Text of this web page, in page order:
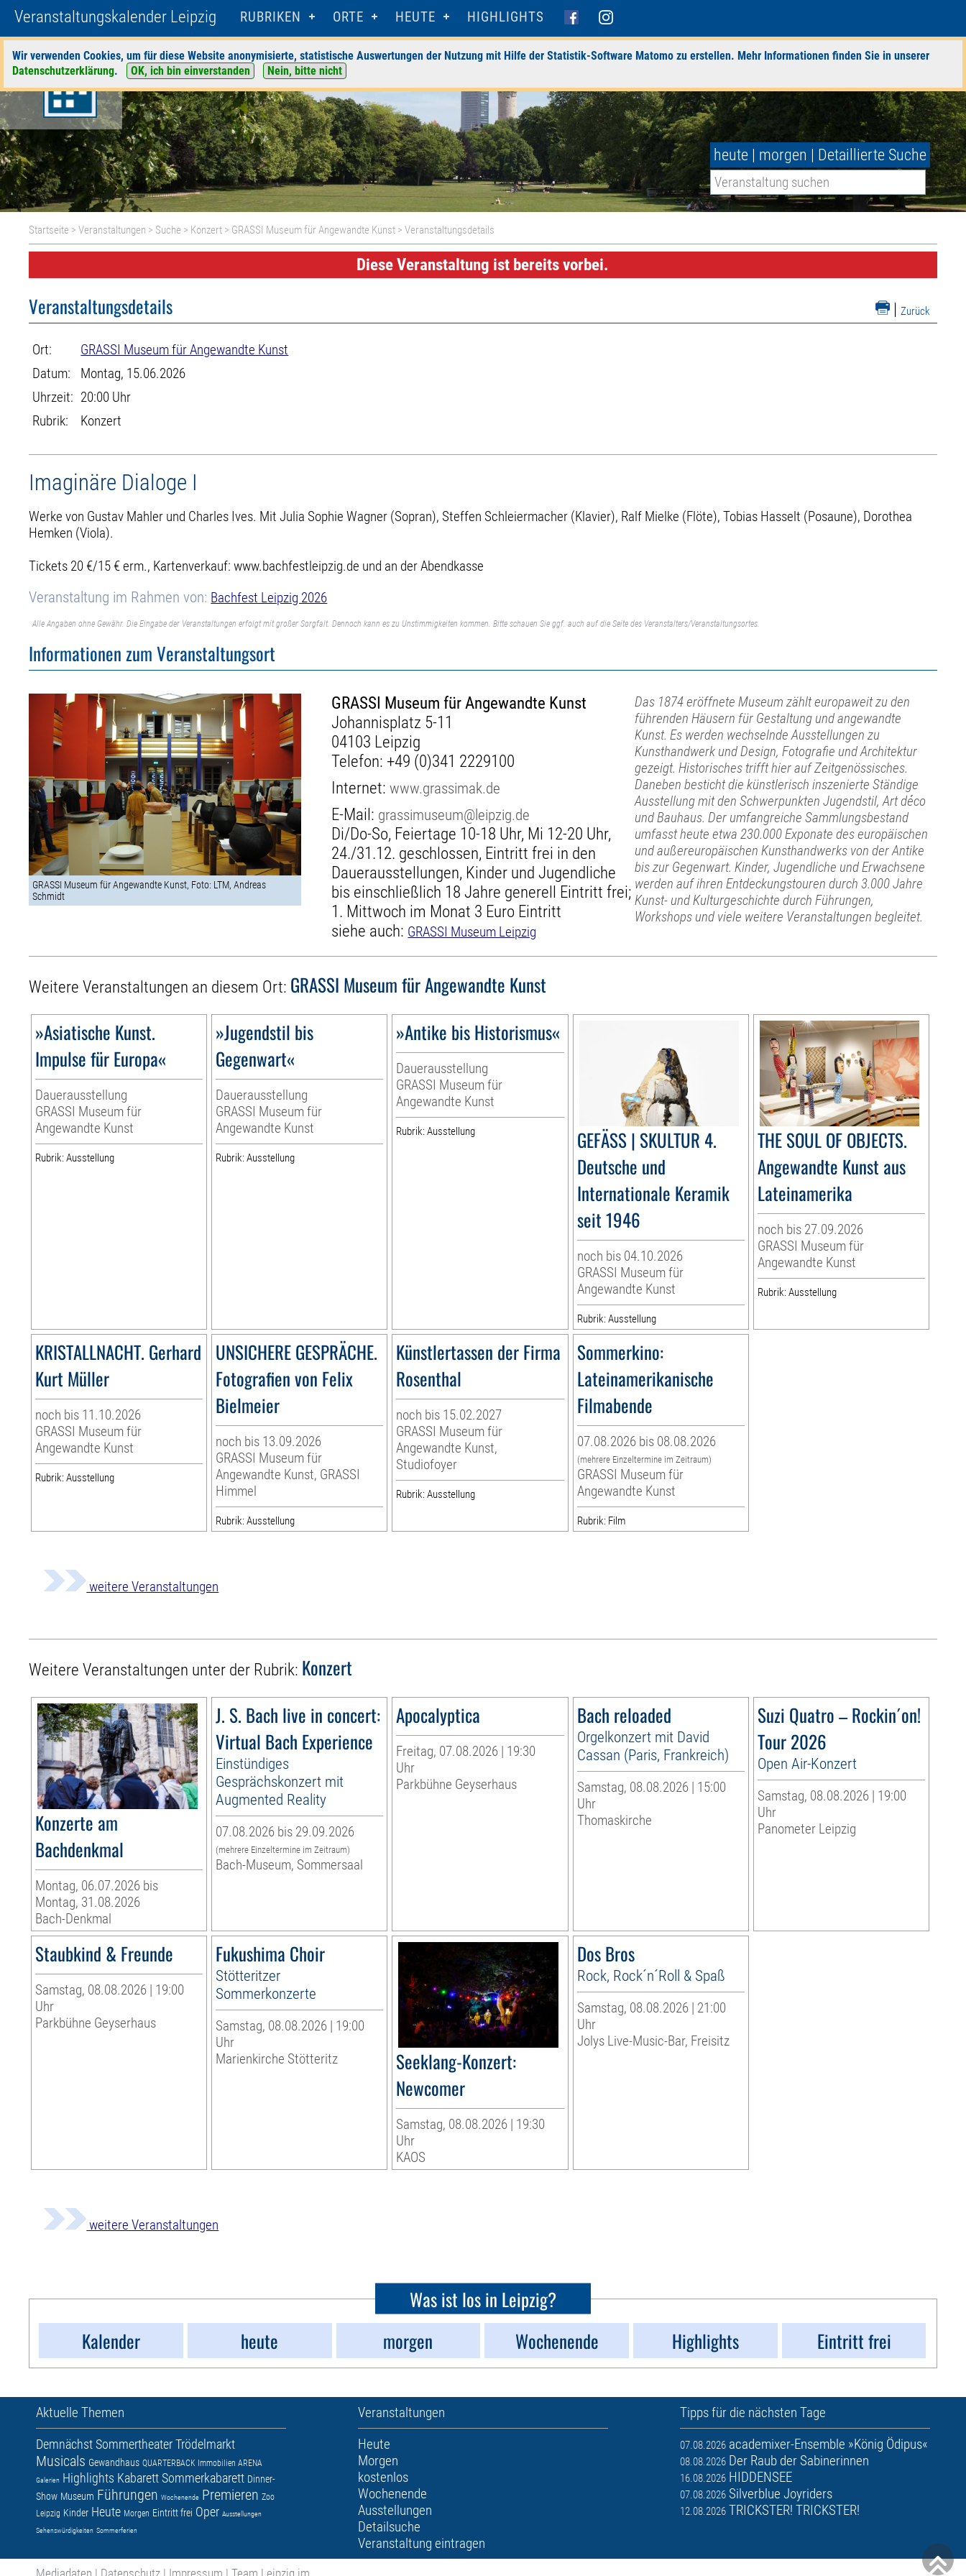
Veranstaltungskalender Leipzig RUBRIKEN ORTE HEUTE HIGHLIGHTS
Wir verwenden Cookies, um für diese Website anonymisierte, statistische Auswertungen der Nutzung mit Hilfe der Statistik-Software Matomo zu erstellen. Mehr Informationen finden Sie in unserer
Datenschutzerklärung. OK, ich bin einverstanden Nein, bitte nicht
heute | morgen | Detaillierte Suche
Startseite >Veranstaltungen > Suche > Konzert > GRASSI Museum für Angewandte Kunst > Veranstaltungsdetails
Diese Veranstaltung ist bereits vorbei.
| Zurück
Veranstaltungsdetails
Ort:
GRASSI Museum für Angewandte Kunst
Datum:
Montag, 15.06.2026
Uhrzeit: 20:00 Uhr
Rubrik:
Konzert
Imaginäre Dialoge I
Werke von Gustav Mahler und Charles Ives. Mit Julia Sophie Wagner (Sopran), Steffen Schleiermacher (Klavier), Ralf Mielke (Flöte), Tobias Hasselt (Posaune), Dorothea
Hemken (Viola).
Tickets 20 €/15 € erm., Kartenverkauf: www.bachfestleipzig.de und an der Abendkasse
Veranstaltung im Rahmen von: Bachfest Leipzig 2026
Alle Angaben ohne Gewähr. Die Eingabe der Veranstaltungen erfolgt mit großer Sorgfalt. Dennoch kann es zu Unstimmigkeiten kommen. Bitte schauen Sie ggf. auch auf die Seite des Veranstalters/Veranstaltungsortes.
Informationen zum Veranstaltungsort
GRASSI Museum für Angewandte Kunst, Foto: LTM, Andreas
Schmidt
GRASSI Museum für Angewandte Kunst
Johannisplatz 5-11
04103 Leipzig
Telefon: +49 (0)341 2229100
Internet:www.grassimak.de
E-Mail: grassimuseum@leipzig.de
Di/Do-So, Feiertage 10-18 Uhr, Mi 12-20 Uhr,
24./31.12. geschlossen, Eintritt frei in den
Dauerausstellungen, Kinder und Jugendliche
bis einschließlich 18 Jahre generell Eintritt frei;
1. Mittwoch im Monat 3 Euro Eintritt
siehe auch: GRASSI Museum Leipzig
Das 1874 eröffnete Museum zählt europaweit zu den
führenden Häusern für Gestaltung und angewandte
Kunst. Es werden wechselnde Ausstellungen zu
Kunsthandwerk und Design, Fotografie und Architektur
gezeigt. Historisches trifft hier auf Zeitgenössisches.
Daneben besticht die künstlerisch inszenierte Ständige
Ausstellung mit den Schwerpunkten Jugendstil, Art déco
und Bauhaus. Der umfangreiche Sammlungsbestand
umfasst heute etwa 230.000 Exponate des europäischen
und außereuropäischen Kunsthandwerks von der Antike
bis zur Gegenwart. Kinder, Jugendliche und Erwachsene
werden auf ihren Entdeckungstouren durch 3.000 Jahre
Kunst- und Kulturgeschichte durch Führungen,
Workshops und viele weitere Veranstaltungen begleitet.
Weitere Veranstaltungen an diesem Ort: GRASSI Museum für Angewandte Kunst
»Asiatische Kunst.
Impulse für Europa«
Dauerausstellung
GRASSI Museum für
Angewandte Kunst
Rubrik: Ausstellung
»Jugendstil bis
Gegenwart«
Dauerausstellung
GRASSI Museum für
Angewandte Kunst
Rubrik: Ausstellung
»Antike bis Historismus«
Dauerausstellung
GRASSI Museum für
Angewandte Kunst
Rubrik: Ausstellung
GEFÄSS | SKULTUR 4.
Deutsche und
Internationale Keramik
seit 1946
noch bis 04.10.2026
GRASSI Museum für
Angewandte Kunst
Rubrik: Ausstellung
THE SOUL OF OBJECTS.
Angewandte Kunst aus
Lateinamerika
noch bis 27.09.2026
GRASSI Museum für
Angewandte Kunst
Rubrik: Ausstellung
KRISTALLNACHT. Gerhard
Kurt Müller
noch bis 11.10.2026
GRASSI Museum für
Angewandte Kunst
Rubrik: Ausstellung
UNSICHERE GESPRÄCHE.
Fotografien von Felix
Bielmeier
noch bis 13.09.2026
GRASSI Museum für
Angewandte Kunst, GRASSI
Himmel
Rubrik: Ausstellung
Künstlertassen der Firma
Rosenthal
noch bis 15.02.2027
GRASSI Museum für
Angewandte Kunst,
Studiofoyer
Rubrik: Ausstellung
Sommerkino:
Lateinamerikanische
Filmabende
07.08.2026 bis 08.08.2026
(mehrere Einzeltermine im Zeitraum)
GRASSI Museum für
Angewandte Kunst
Rubrik: Film
weitere Veranstaltungen
Weitere Veranstaltungen unter der Rubrik: Konzert
Konzerte am
Bachdenkmal
Montag, 06.07.2026 bis
Montag, 31.08.2026
Bach-Denkmal
J. S. Bach live in concert:
Virtual Bach Experience
Einstündiges
Gesprächskonzert mit
Augmented Reality
07.08.2026 bis 29.09.2026
(mehrere Einzeltermine im Zeitraum)
Bach-Museum, Sommersaal
Apocalyptica
Freitag, 07.08.2026 | 19:30
Uhr
Parkbühne Geyserhaus
Bach reloaded
Orgelkonzert mit David
Cassan (Paris, Frankreich)
Samstag, 08.08.2026 | 15:00
Uhr
Thomaskirche
Suzi Quatro – Rockin´on!
Tour 2026
Open Air-Konzert
Samstag, 08.08.2026 | 19:00
Uhr
Panometer Leipzig
Staubkind & Freunde
Samstag, 08.08.2026 | 19:00
Uhr
Parkbühne Geyserhaus
Fukushima Choir
Stötteritzer
Sommerkonzerte
Samstag, 08.08.2026 | 19:00
Uhr
Marienkirche Stötteritz
Seeklang-Konzert:
Newcomer
Samstag, 08.08.2026 | 19:30
Uhr
KAOS
Dos Bros
Rock, Rock´n´Roll & Spaß
Samstag, 08.08.2026 | 21:00
Uhr
Jolys Live-Music-Bar, Freisitz
weitere Veranstaltungen
Was ist los in Leipzig?
Kalender
heute morgen Wochenende Highlights Eintritt frei
Aktuelle Themen
DemnächstSommertheaterTrödelmarkt
Musicals Gewandhaus QUARTERBACK Immobilien ARENA
Galerien Highlights KabarettSommerkabarett Dinner-
Show Museum Führungen Wochenende Premieren Zoo
Leipzig Kinder Heute Morgen Eintritt frei Oper Ausstellungen
Sehenswürdigkeiten Sommerferien
Veranstaltungen
Heute
Morgen
kostenlos
Wochenende
Ausstellungen
Detailsuche
Veranstaltung eintragen
Tipps für die nächsten Tage
07.08.2026 academixer-Ensemble »König Ödipus«
08.08.2026 Der Raub der Sabinerinnen
16.08.2026 HIDDENSEE
07.08.2026 Silverblue Joyriders
12.08.2026 TRICKSTER! TRICKSTER!